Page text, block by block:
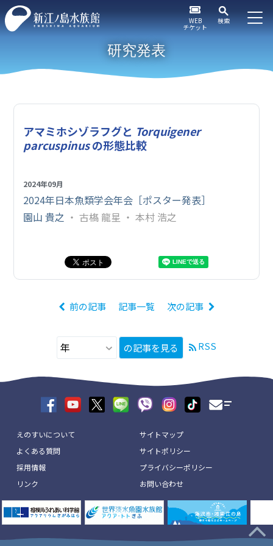
WEB
チケット
検索
研究発表
アマミホシゾラフグと Torquigener
parcuspinusの形態比較
2024年09月
2024年日本魚類学会年会［ポスター発表］
園⼭ 貴之 ・ 古𣘺 ⿓星 ・ 本村 浩之
前の記事 記事一覧 次の記事
の記事を見る RSS
えのすいについて
よくある質問
採用情報
リンク
サイトマップ
サイトポリシー
プライバシーポリシー
お問い合わせ